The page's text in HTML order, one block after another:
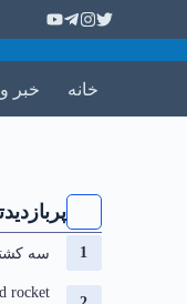
خانه خبر
سه
rocket